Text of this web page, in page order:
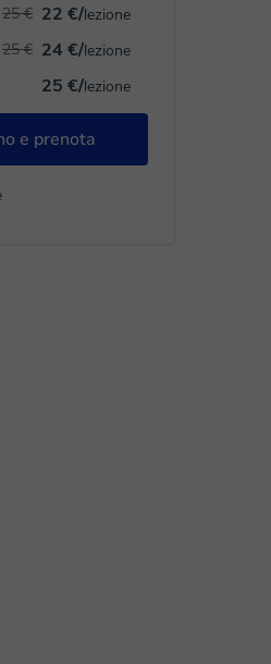
22 €/lezione
25 €
24 €/lezione
25 €
25 €/lezione
e prenota